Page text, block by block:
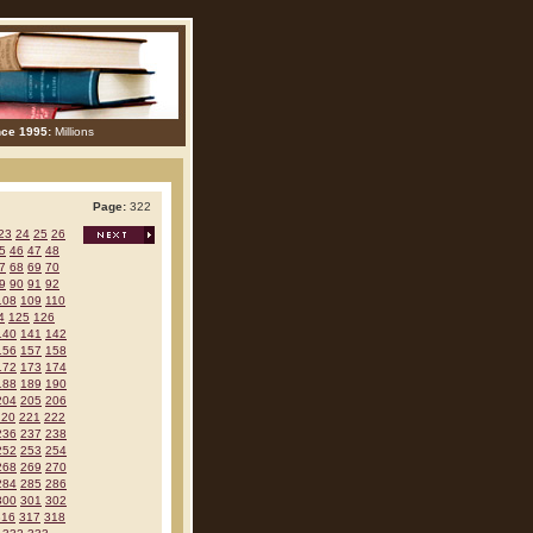
1995: Millions
Page: 322
24 25 26
46 47 48
68 69 70
90 91 92
109 110
125 126
141 142
157 158
173 174
189 190
205 206
221 222
237 238
253 254
269 270
285 286
301 302
317 318